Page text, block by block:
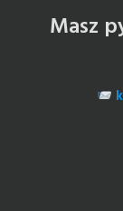
Masz